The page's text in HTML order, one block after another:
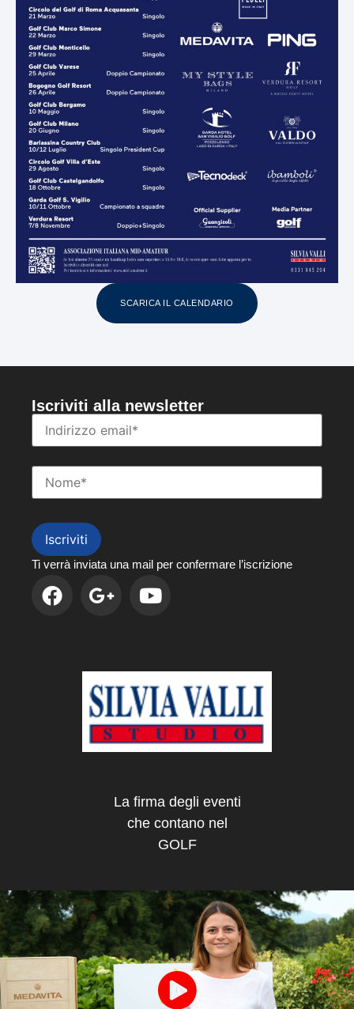
SCARICA IL CALENDARIO
Iscriviti alla newsletter
Iscriviti
Ti verrà inviata una mail per confermare l’iscrizione
La firma degli eventi
che contano nel
GOLF